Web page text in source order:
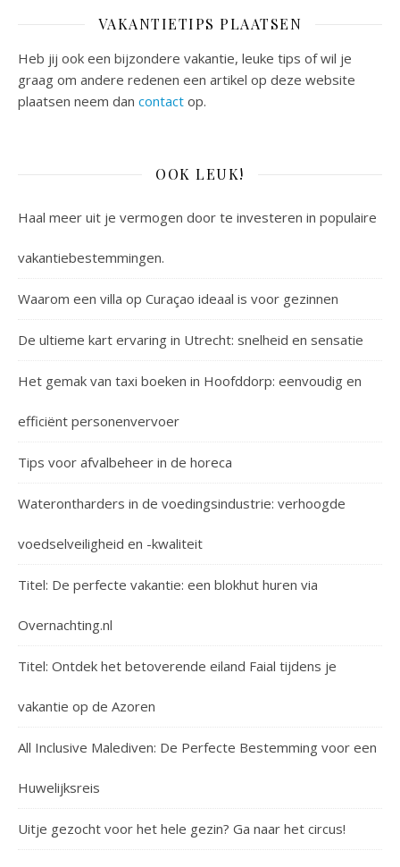
VAKANTIETIPS PLAATSEN
Heb jij ook een bijzondere vakantie, leuke tips of wil je
graag om andere redenen een artikel op deze website
plaatsen neem dan contact op.
OOK LEUK!
Haal meer uit je vermogen door te investeren in populaire
vakantiebestemmingen.
Waarom een villa op Curaçao ideaal is voor gezinnen
De ultieme kart ervaring in Utrecht: snelheid en sensatie
Het gemak van taxi boeken in Hoofddorp: eenvoudig en
efficiënt personenvervoer
Tips voor afvalbeheer in de horeca
Waterontharders in de voedingsindustrie: verhoogde
voedselveiligheid en -kwaliteit
Titel: De perfecte vakantie: een blokhut huren via
Overnachting.nl
Titel: Ontdek het betoverende eiland Faial tijdens je
vakantie op de Azoren
All Inclusive Malediven: De Perfecte Bestemming voor een
Huwelijksreis
Uitje gezocht voor het hele gezin? Ga naar het circus!